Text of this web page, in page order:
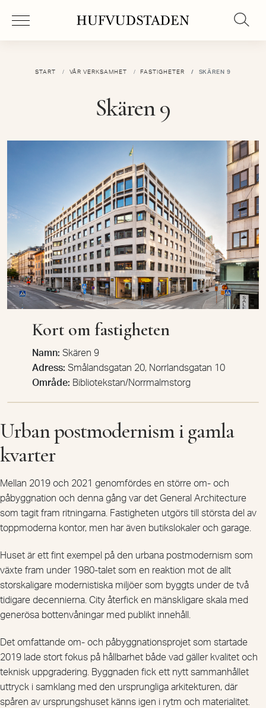
START VÅR VERKSAMHET FASTIGHETER SKÄREN 9
Skären 9
Kort om fastigheten
Namn:Skären 9
Adress:Smålandsgatan 20, Norrlandsgatan 10
Område: Bibliotekstan/Norrmalmstorg
Urban postmodernism i gamla
kvarter
Mellan 2019 och 2021 genomfördes en större om- och
påbyggnation och denna gång var det General Architecture
som tagit fram ritningarna. Fastigheten utgörs till största del av
toppmoderna kontor, men har även butikslokaler och garage.
Huset är ett fint exempel på den urbana postmodernism som
växte fram under 1980-talet som en reaktion mot de allt
storskaligare modernistiska miljöer som byggts under de två
tidigare decennierna. City återfick en mänskligare skala med
generösa bottenvåningar med publikt innehåll.
Det omfattande om- och påbyggnationsprojet som startade
2019 lade stort fokus på hållbarhet både vad gäller kvalitet och
teknisk uppgradering. Byggnaden fick ett nytt sammanhållet
uttryck i samklang med den ursprungliga arkitekturen, där
spåren av ursprungshuset känns igen i rytm och materialitet.